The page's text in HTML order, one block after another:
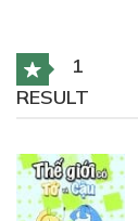
1
RESULT